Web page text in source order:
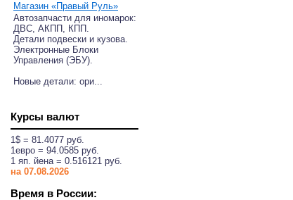
Магазин «Правый Руль»
Автозапчасти для иномарок:
ДВС, АКПП, КПП.
Детали подвески и кузова.
Электронные Блоки
Управления (ЭБУ).
Новые детали: ори...
Курсы валют
1$ = 81.4077 руб.
1eвро = 94.0585 руб.
1 яп. йена = 0.516121 руб.
на 07.08.2026
Время в России: